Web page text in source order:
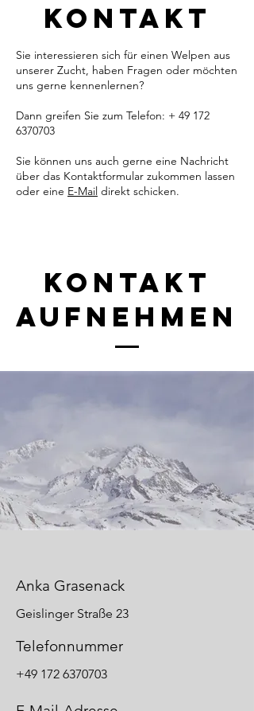
Kontakt
Sie interessieren sich für einen Welpen aus
unserer Zucht, haben Fragen oder möchten
uns gerne kennenlernen?
Dann greifen Sie zum Telefon: + 49 172
6370703
Sie können uns auch gerne eine Nachricht
über das Kontaktformular zukommen lassen
oder eine E-Mail direkt schicken.
Kontakt
aufnehmen
Anka Grasenack
Geislinger Straße 23
Telefonnummer
+49 172 6370703